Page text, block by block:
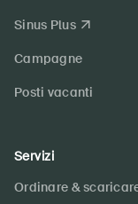
Sinus Plus
Campagne
Posti vacanti
Servizi
Ordinare &